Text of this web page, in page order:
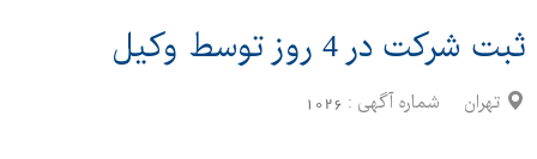
ثبت شرکت در 4 روز توسط وکیل
تهران شماره آگهی : 1026